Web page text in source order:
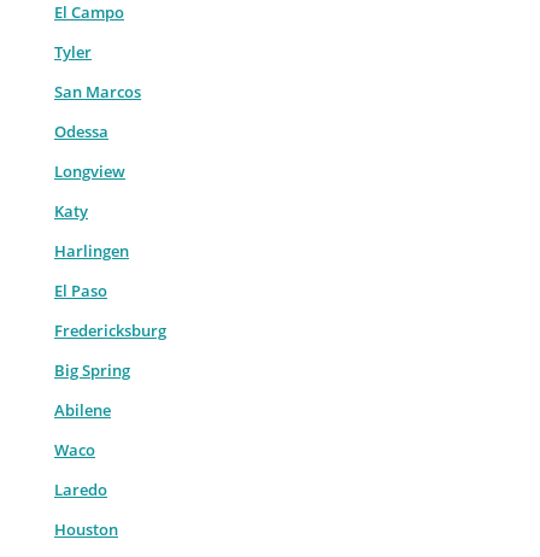
El Campo
Tyler
San Marcos
Odessa
Longview
Katy
Harlingen
El Paso
Fredericksburg
Big Spring
Abilene
Waco
Laredo
Houston